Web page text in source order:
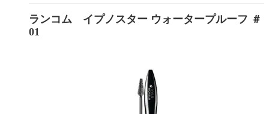
ランコム イプノスター ウォータープルーフ ＃
01